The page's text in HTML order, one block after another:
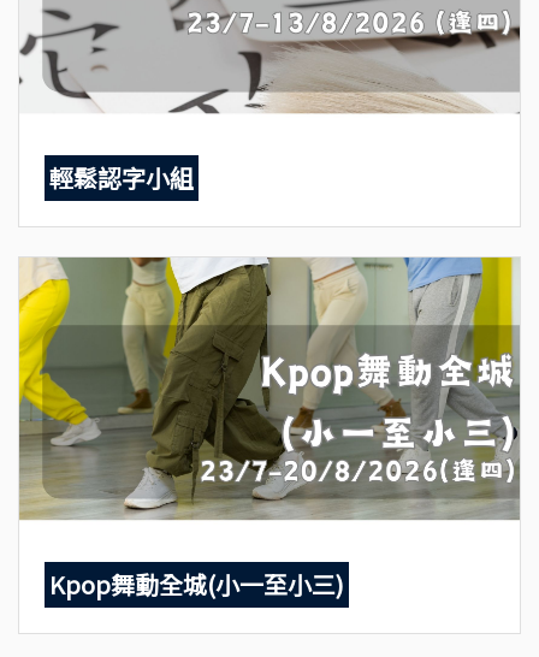
輕鬆認字小組
Kpop舞動全城(小一至小三)